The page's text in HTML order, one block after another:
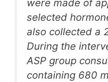
were made of
selected
also collected a
During the
ASP group
containing 680